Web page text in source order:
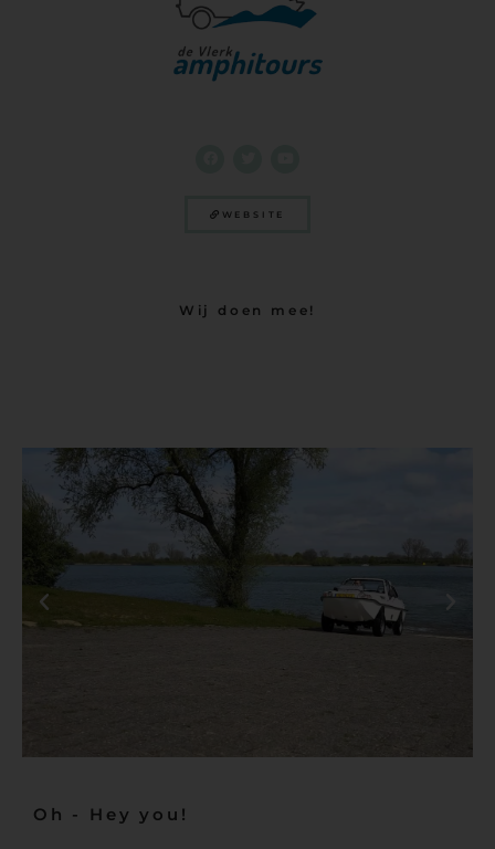
WEBSITE
Wij doen mee!
Oh - Hey you!